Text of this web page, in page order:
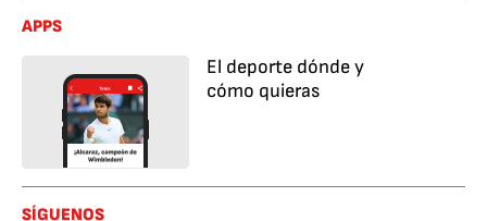
APPS
El deporte dónde y
cómo quieras
SÍGUENOS